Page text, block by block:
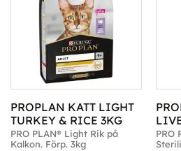
PROPLAN KATT LIGHT
TURKEY & RICE 3KG
PRO PLAN® Light Rik på
Kalkon. Förp. 3kg
PRO